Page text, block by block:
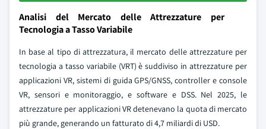
Analisi del Mercato delle Attrezzature per
Tecnologia a Tasso Variabile
In base al tipo di attrezzatura, il mercato delle attrezzature per
tecnologia a tasso variabile (VRT) è suddiviso in attrezzature per
applicazioni VR, sistemi di guida GPS/GNSS, controller e console
VR, sensori e monitoraggio, e software e DSS. Nel 2025, le
attrezzature per applicazioni VR detenevano la quota di mercato
più grande, generando un fatturato di 4,7 miliardi di USD.